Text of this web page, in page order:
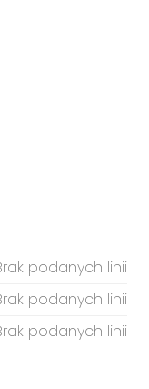
podanych linii
podanych linii
podanych linii